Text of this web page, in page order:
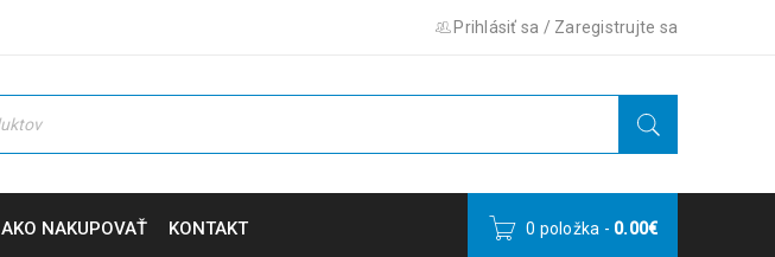
Prihlásiť sa / Zaregistrujte sa
AKO NAKUPOVAŤ KONTAKT 0 položka - 0.00€